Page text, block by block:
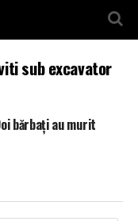
sub excavator
bărbați au murit